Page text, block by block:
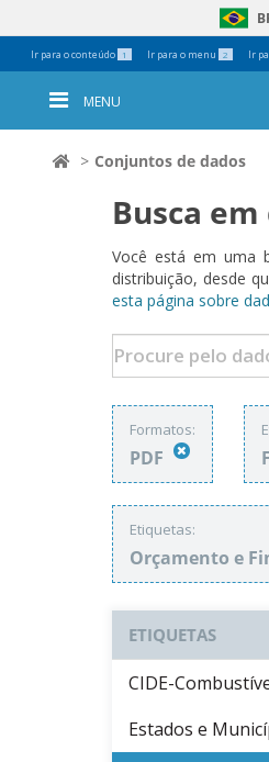
Ir para o conteúdo 1 Ir para o menu 2 Ir
MENU
Conjuntos de dados
Busca
Você está em uma
distribuição, desde
esta página sobre
Formatos:
PDF
Etiquetas:
Orçamento e
ETIQUETAS
CIDE-
Estados e